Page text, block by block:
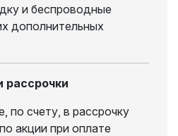
и беспроводные
дополнительных
рассрочки
по счету, в рассрочку
акции при оплате